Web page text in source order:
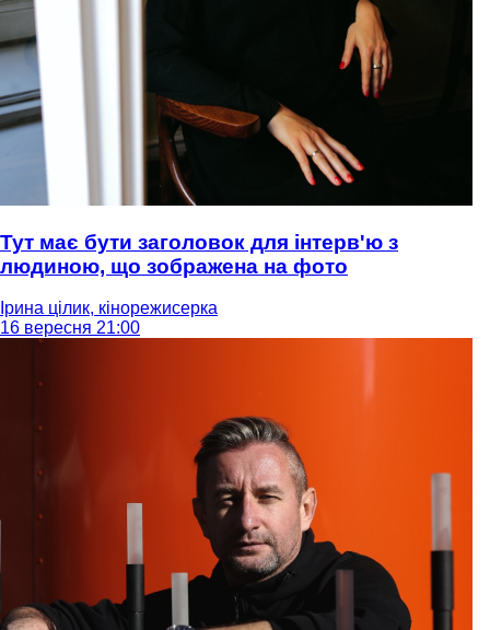
Тут має бути заголовок для інтерв'ю з
людиною, що зображена на фото
Ірина цілик, кінорежисерка
16 вересня 21:00